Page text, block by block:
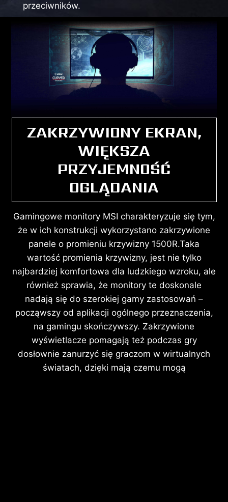
przeciwników.
ZAKRZYWIONY EKRAN,
WIĘKSZA
PRZYJEMNOŚĆ
OGLĄDANIA
Gamingowe monitory MSI charakteryzuje się tym,
że w ich konstrukcji wykorzystano zakrzywione
panele o promieniu krzywizny 1500R.Taka
wartość promienia krzywizny, jest nie tylko
najbardziej komfortowa dla ludzkiego wzroku, ale
również sprawia, że monitory te doskonale
nadają się do szerokiej gamy zastosowań –
począwszy od aplikacji ogólnego przeznaczenia,
na gamingu skończywszy. Zakrzywione
wyświetlacze pomagają też podczas gry
dosłownie zanurzyć się graczom w wirtualnych
światach, dzięki mają czemu mogą